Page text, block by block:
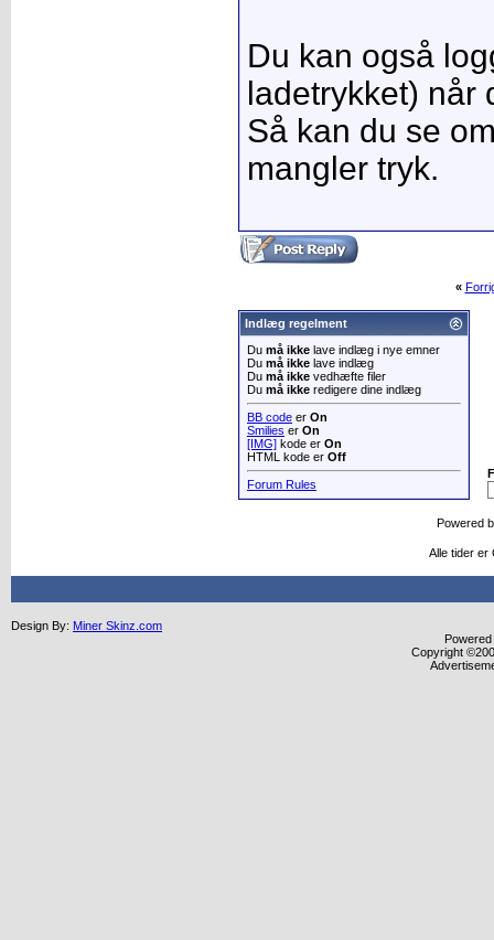
Du kan også
ladetrykket) når
Så kan du se
mangler tryk.
«
Indlæg regelment
Du må ikke lave indlæg i nye emner
Du må ikke lave indlæg
Du må ikke vedhæfte filer
Du må ikke redigere dine indlæg
BB code er On
Smilies er On
[IMG] kode er On
HTML kode er Off
Forum Rules
Powered
Alle tider er
Design By: Miner Skinz.com
Copyright